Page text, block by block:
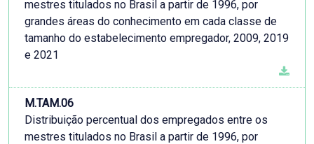
mestres titulados no Brasil a partir de 1996, por
grandes áreas do conhecimento em cada classe de
tamanho do estabelecimento empregador, 2009, 2019
e 2021
M.TAM.06
Distribuição percentual dos empregados entre os
mestres titulados no Brasil a partir de 1996, por